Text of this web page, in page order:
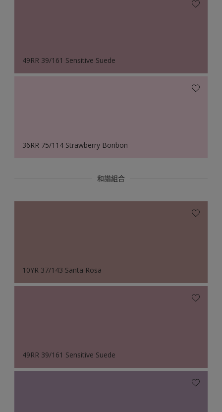
49RR 39/161 Sensitive Suede
36RR 75/114 Strawberry Bonbon
和諧組合
10YR 37/143 Santa Rosa
49RR 39/161 Sensitive Suede